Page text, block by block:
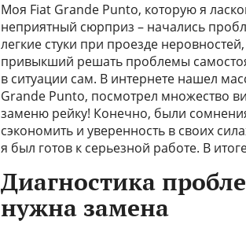
Моя Fiat Grande Punto, которую я
неприятный сюрприз – начались
легкие стуки при проезде
привыкший решать проблемы
в ситуации сам. В интернете нашел
Grande Punto, посмотрел множество
заменю рейку! Конечно, были
сэкономить и уверенность в своих
я был готов к серьезной работе. В
Диагностика
нужна замена